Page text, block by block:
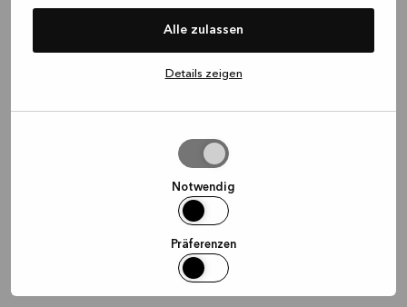
Alle zulassen
Details zeigen
Notwendig
Präferenzen